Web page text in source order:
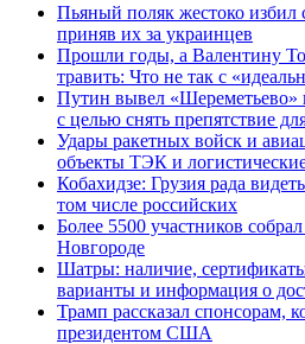
Пьяный поляк жестоко избил
приняв их за украинцев
Прошли годы, а Валентину
травить: Что не так с
Путин вывел «Шереметьево»
с целью снять препятствие
Удары ракетных войск и
объекты ТЭК и
Кобахидзе: Грузия рада
том числе российских
Более 5500 участников
Новгороде
Шатры: наличие,
варианты и информация о
Трамп рассказал спонсорам,
президентом США